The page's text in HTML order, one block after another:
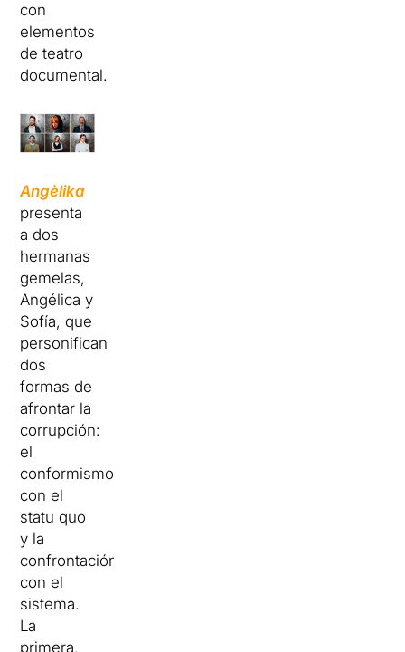
con
elementos
de teatro
documental.
Angèlika
presenta
a dos
hermanas
gemelas,
Angélica y
Sofía, que
personifican
dos
formas de
afrontar la
corrupción:
el
conformismo
con el
statu quo
y la
confrontación
con el
sistema.
La
primera,